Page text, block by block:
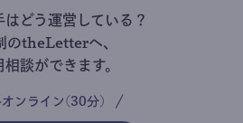
どう運営している？
のtheLetterへ、
相談ができます。
オンライン(30分)